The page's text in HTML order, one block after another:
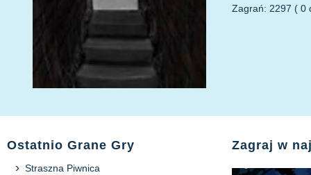
Zagrań: 2297 ( 0
Ostatnio Grane Gry
Straszna Piwnica
Zagraj w